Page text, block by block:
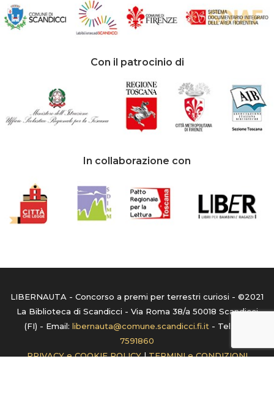
Con il patrocinio di
In collaborazione con
LIBERNAUTA - Concorso a premi per terrestri curiosi - ©2021
La Biblioteca di Scandicci - Via Roma 38/a 50018 Scandicci
(FI) - Email: libernauta@comune.scandicci.fi.it - Tel:
7591860
PRIVACY e COOKIE POLICY|TERMINI e CONDIZIONI